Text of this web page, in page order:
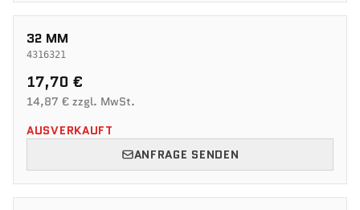
32 MM
4316321
17,70 €
14,87 € zzgl. MwSt.
AUSVERKAUFT
ANFRAGE SENDEN